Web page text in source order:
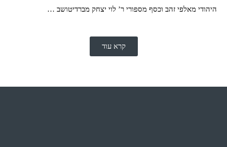
היהודי מאלפי זהב וכסף מספורי ר’ לוי יצחק מברדיטושב …
קרא עוד